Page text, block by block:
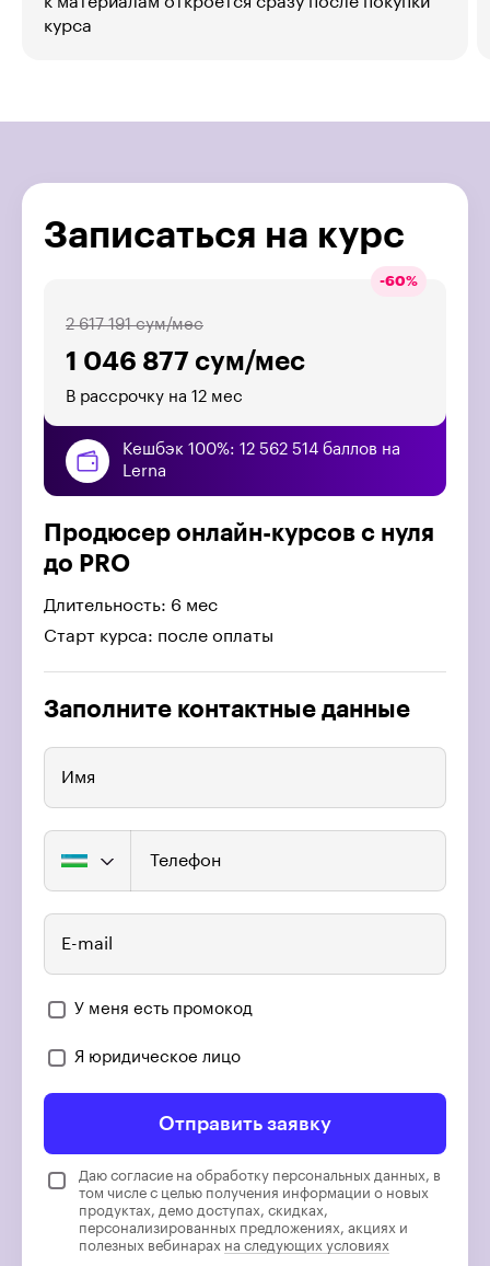
курса
Записаться на курс
-60%
1 046 877 сум/мес
2 617 191 сум/мес
В рассрочку на 12 мес
Кешбэк 100%: 12 562 514 баллов на
Lerna
Продюсер онлайн-курсов с нуля
до PRO
Длительность: 6 мес
Старт курса: после оплаты
Заполните контактные данные
Имя
Телефон
E-mail
У меня есть промокод
Я юридическое лицо
Отправить заявку
Даю согласие на обработку персональных данных, в
том числе с целью получения информации о новых
продуктах, демо доступах, скидках,
персонализированных предложениях, акциях и
полезных вебинарах на следующих условиях